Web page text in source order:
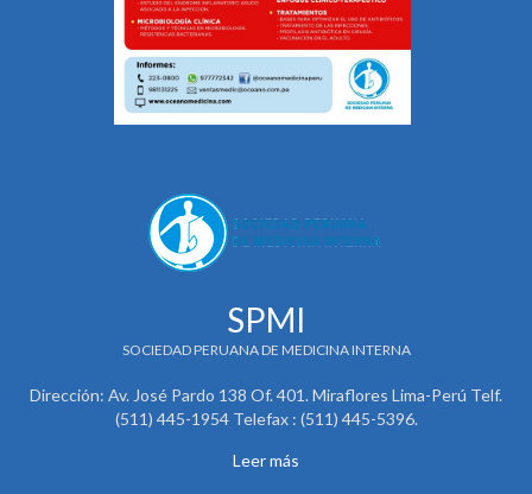
SPMI
SOCIEDAD PERUANA DE MEDICINA INTERNA
Dirección: Av. José Pardo 138 Of. 401. Miraflores Lima-Perú Telf.
(511) 445-1954 Telefax : (511) 445-5396.
Leer más